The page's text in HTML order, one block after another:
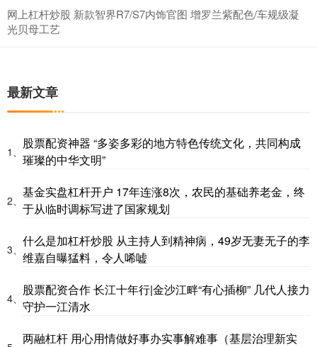
网上杠杆炒股 新款智界R7/S7内饰官图 增罗兰紫配色/车规级凝
光贝母工艺
最新文章
1、
股票配资神器 “多姿多彩的地方特色传统文化，共同构成
璀璨的中华文明”
2、
基金实盘杠杆开户 17年连涨8次，农民的基础养老金，终
于从临时调标写进了国家规划
3、
什么是加杠杆炒股 从主持人到精神病，49岁无妻无子的李
维嘉自曝猛料，令人唏嘘
4、
股票配资合作 长江十年行|金沙江畔“有心插柳” 几代人接力
守护一江清水
两融杠杆 用心用情做好事办实事解难事（基层治理新实